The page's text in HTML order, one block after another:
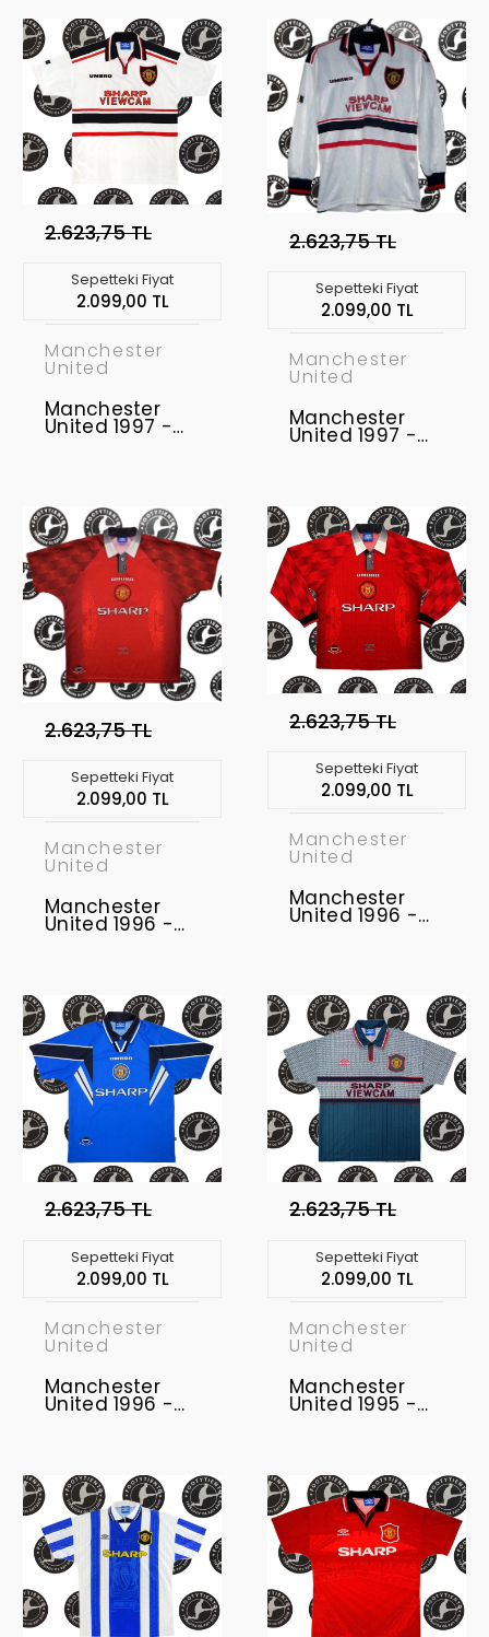
2.623,75 TL
Sepetteki Fiyat
2.099,00 TL
Manchester
United
Manchester
United 1997 -
2.623,75 TL
Sepetteki Fiyat
2.099,00 TL
Manchester
United
Manchester
United 1997 -
2.623,75 TL
Sepetteki Fiyat
2.099,00 TL
Manchester
United
Manchester
United 1996 -
2.623,75 TL
Sepetteki Fiyat
2.099,00 TL
Manchester
United
Manchester
United 1996 -
2.623,75 TL
Sepetteki Fiyat
2.099,00 TL
Manchester
United
Manchester
United 1996 -
2.623,75 TL
Sepetteki Fiyat
2.099,00 TL
Manchester
United
Manchester
United 1995 -